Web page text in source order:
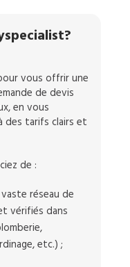
vous offrir une
de devis
en vous
des tarifs clairs et
de :
réseau de
vérifiés dans
etc.) ;